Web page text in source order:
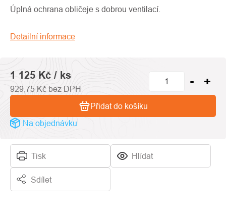
je
z
hvězdiček.
Úplná ochrana obličeje s dobrou ventilací.
Detailní informace
Tisk Hlídat
Sdílet
1 125 Kč / ks
929,75 Kč bez DPH
Na objednávku
Přidat do košíku